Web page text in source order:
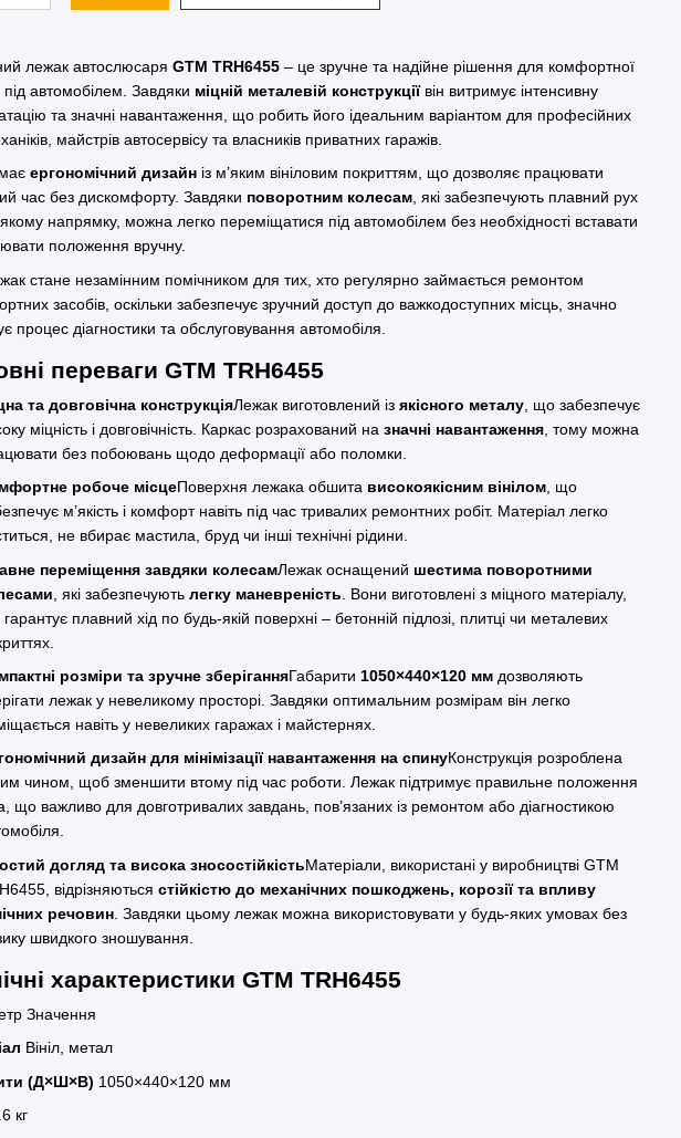
лежак автослюсаря GTM TRH6455 – це зручне та надійне рішення для комфортної
під автомобілем. Завдяки міцній металевій конструкціївін витримує інтенсивну
та значні навантаження, що робить його ідеальним варіантом для професійних
майстрів автосервісу та власників приватних гаражів.
ергономічний дизайн із м’яким вініловим покриттям, що дозволяє працювати
час без дискомфорту. Завдяки поворотним колесам, які забезпечують плавний рух
напрямку, можна легко переміщатися під автомобілем без необхідності вставати
положення вручну.
стане незамінним помічником для тих, хто регулярно займається ремонтом
засобів, оскільки забезпечує зручний доступ до важкодоступних місць, значно
процес діагностики та обслуговування автомобіля.
переваги GTM TRH6455
та довговічна конструкціяЛежак виготовлений із якісного металу , що забезпечує
міцність і довговічність. Каркас розрахований на значні навантаження , тому можна
без побоювань щодо деформації або поломки.
робоче місцеПоверхня лежака обшита високоякісним вінілом , що
м’якість і комфорт навіть під час тривалих ремонтних робіт. Матеріал легко
не вбирає мастила, бруд чи інші технічні рідини.
переміщення завдяки колесамЛежак оснащений шестима поворотними
, які забезпечують легку маневреність . Вони виготовлені з міцного матеріалу,
плавний хід по будь-якій поверхні – бетонній підлозі, плитці чи металевих
розміри та зручне зберіганняГабарити 1050×440×120 мм дозволяють
лежак у невеликому просторі. Завдяки оптимальним розмірам він легко
навіть у невеликих гаражах і майстернях.
дизайн для мінімізації навантаження на спинуКонструкція розроблена
чином, щоб зменшити втому під час роботи. Лежак підтримує правильне положення
що важливо для довготривалих завдань, пов’язаних із ремонтом або діагностикою
догляд та висока зносостійкістьМатеріали, використані у виробництві GTM
відрізняються стійкістю до механічних пошкоджень, корозії та впливу
речовин . Завдяки цьому лежак можна використовувати у будь-яких умовах без
швидкого зношування.
характеристики GTM TRH6455
Значення
Вініл, метал
(Д×Ш×В) 1050×440×120 мм
кг